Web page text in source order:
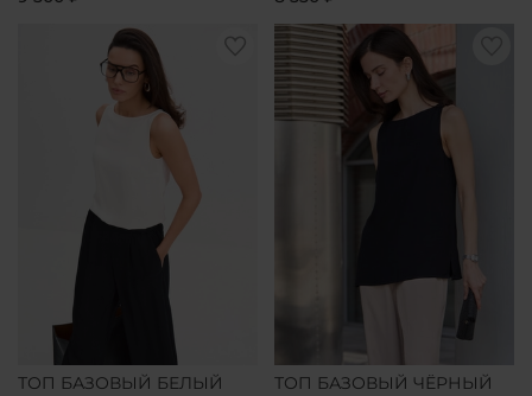
ТОП БАЗОВЫЙ БЕЛЫЙ
ТОП БАЗОВЫЙ ЧЁРНЫЙ